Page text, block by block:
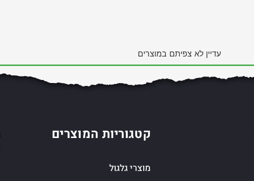
עדיין לא צפיתם במוצרים
קטגוריות המוצרים
מוצרי גלגול